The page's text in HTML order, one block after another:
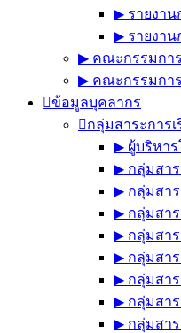
▶︎ รายงาน
▶︎ รายงาน
▶︎ คณะกรรมกา
▶︎ คณะกรรมกา
ข้อมูลบุคลากร
กลุ่มสาระการเ
▶︎ ผู้บริหาร
▶︎ กลุ่มสา
▶︎ กลุ่มสา
▶︎ กลุ่มสา
▶︎ กลุ่มสา
▶︎ กลุ่มสาร
▶︎ กลุ่มสา
▶︎ กลุ่มสา
▶︎ กลุ่มสา